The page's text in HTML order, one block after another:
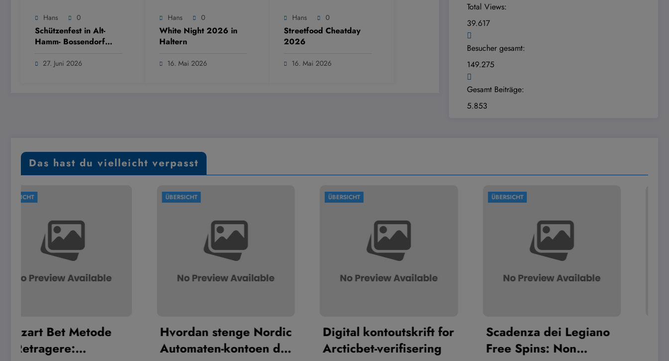
Hans 0
Schützenfest in Alt-
Hamm- Bossendorf
27. Juni 2026
Hans 0
White Night 2026 in
Haltern
16. Mai 2026
Hans 0
Streetfood Cheatday
2026
16. Mai 2026
Total Views:
39.617
Besucher gesamt:
149.275
Gesamt Beiträge:
5.853
Das hast du vielleicht verpasst
Hvordan stenge Nordic
Automaten-kontoen din
Digital kontoutskrift for
Arcticbet-verifisering
Scadenza dei Legiano
Free Spins: Non
PayPal at Spinkings:
Pros, Cons, and